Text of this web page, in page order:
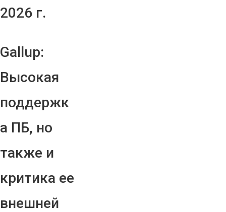
2026 г.
Gallup:
Высокая
поддержк
а ПБ, но
также и
критика ее
внешней